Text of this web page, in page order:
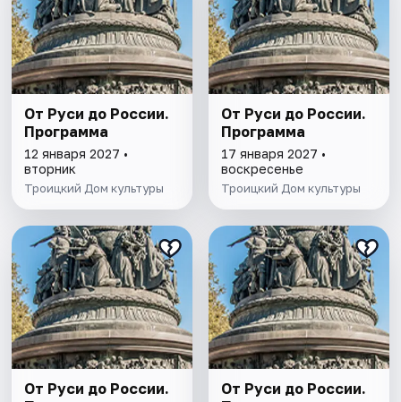
От Руси до России.
Программа
12 января 2027 •
вторник
Троицкий Дом культуры
От Руси до России.
Программа
17 января 2027 •
воскресенье
Троицкий Дом культуры
От Руси до России.
От Руси до России.